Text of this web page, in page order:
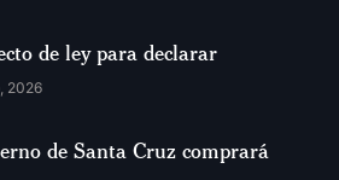
de ley para declarar
2026
de Santa Cruz comprará